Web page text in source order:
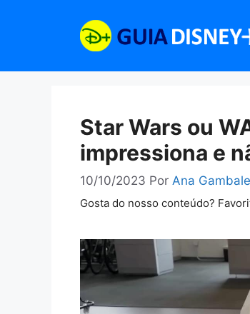
Star Wars ou
impressiona e
10/10/2023 Por Ana Gambale
Gosta do nosso conteúdo?